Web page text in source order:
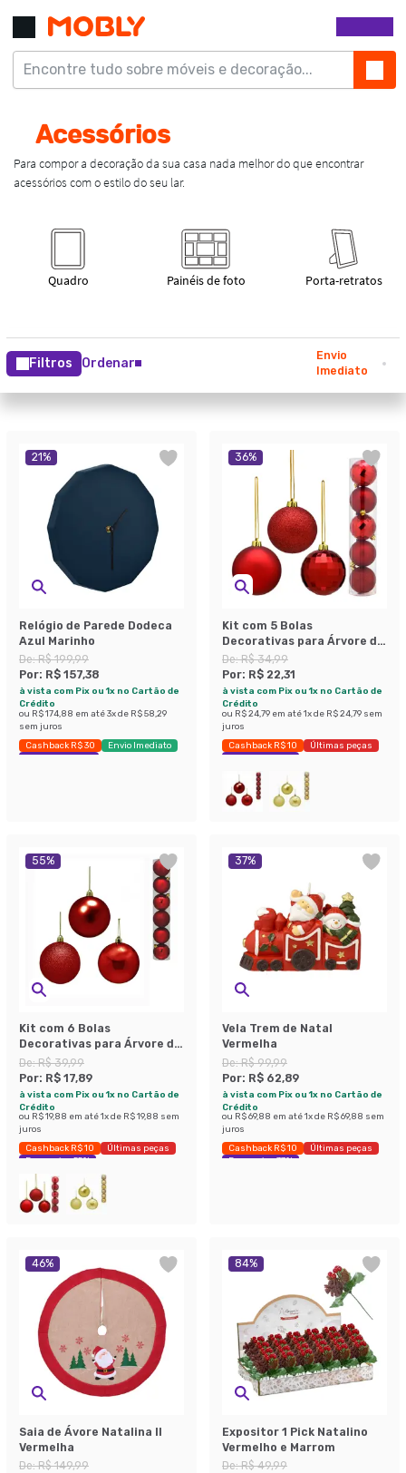
Filtros Ordenar
Envio
Imediato
21%
Relógio de Parede Dodeca
Azul Marinho
De:R$ 199,99
Por: R$ 157,38
à vista com Pix ou 1x no Cartão de
Crédito
ou R$ 174,88 em até3x de R$ 58,29
sem juros
Cashback R$ 30
Envio Imediato
Exclusivo Mobly
36%
Kit com 5 Bolas
Decorativas para Árvore de
Natal Espressione
Christmas Vermelho e
Dourado
De:R$ 34,99
Por: R$ 22,31
à vista com Pix ou 1x no Cartão de
Crédito
ou R$ 24,79 em até1x de R$ 24,79 sem
juros
Cashback R$ 10
Últimas peças
Economize 36%
55%
Kit com 6 Bolas
Decorativas para Árvore de
Natal Espressione
Christmas I Vermelho 8x7
cm
De:R$ 39,99
Por: R$ 17,89
à vista com Pix ou 1x no Cartão de
Crédito
ou R$ 19,88 em até1x de R$ 19,88 sem
juros
Cashback R$ 10
Últimas peças
Economize 55%
37%
Vela Trem de Natal
Vermelha
De:R$ 99,99
Por: R$ 62,89
à vista com Pix ou 1x no Cartão de
Crédito
ou R$ 69,88 em até1x de R$ 69,88 sem
juros
Cashback R$ 10
Últimas peças
Economize 37%
46%
Saia de Ávore Natalina II
Vermelha
De:R$ 149,99
84%
Expositor 1 Pick Natalino
Vermelho e Marrom
De:R$ 49,99